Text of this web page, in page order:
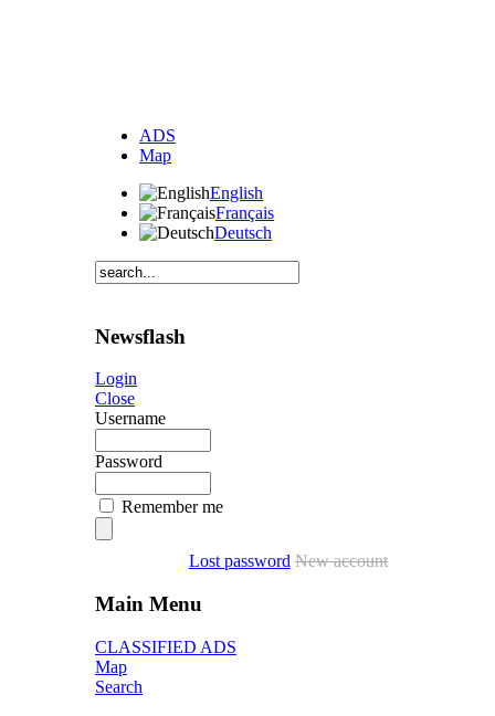
ADS
Map
English
Français
Deutsch
Newsflash
Login
Close
Username
Password
Remember me
Lost password New account
Main Menu
CLASSIFIED ADS
Map
Search